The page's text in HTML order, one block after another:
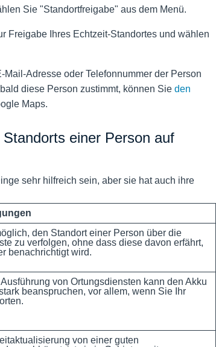
Sie "Standortfreigabe" aus dem Menü.
Freigabe Ihres Echtzeit-Standortes und wählen
Mail-Adresse oder Telefonnummer der Person
diese Person zustimmt, können Sie den
Maps.
einer Person auf
sehr hilfreich sein, aber sie hat auch ihre
den Standort einer Person über die
zu verfolgen, ohne dass diese davon erfährt,
benachrichtigt wird.
von Ortungsdiensten kann den Akku
beanspruchen, vor allem, wenn Sie Ihr
von einer guten